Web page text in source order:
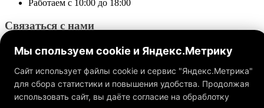
Работаем с 10:00 до 18:00
Связаться с нами
Обращаем ваше внимание на то, что данный интернет-сайт, а
Мы спользуем cookie и Яндекс.Метрику
Сайт использует файлы cookie и сервис "Яндекс.Метрика"
для сбора статистики и повышения удобства. Продолжая
использовать сайт, вы даёте согласие на обраблотку